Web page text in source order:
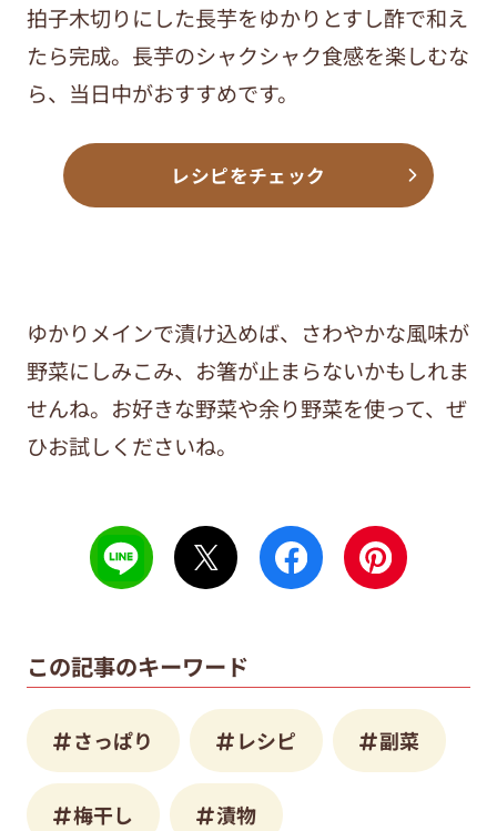
拍子木切りにした長芋をゆかりとすし酢で和え
たら完成。長芋のシャクシャク食感を楽しむな
ら、当日中がおすすめです。
レシピをチェック
ゆかりメインで漬け込めば、さわやかな風味が
野菜にしみこみ、お箸が止まらないかもしれま
せんね。お好きな野菜や余り野菜を使って、ぜ
ひお試しくださいね。
この記事のキーワード
さっぱり レシピ 副菜
梅干し 漬物